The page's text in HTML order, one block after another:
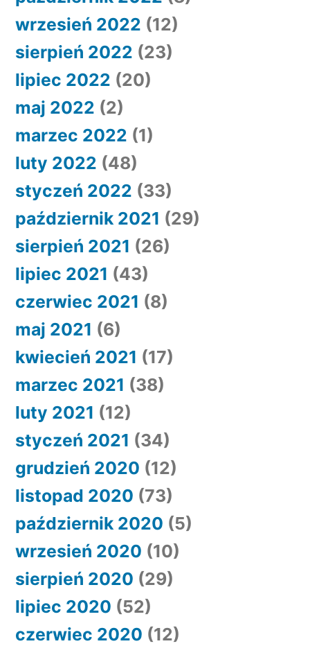
wrzesień 2022 (12)
sierpień 2022 (23)
lipiec 2022 (20)
maj 2022 (2)
marzec 2022 (1)
luty 2022 (48)
styczeń 2022 (33)
październik 2021 (29)
sierpień 2021 (26)
lipiec 2021 (43)
czerwiec 2021 (8)
maj 2021 (6)
kwiecień 2021 (17)
marzec 2021 (38)
luty 2021 (12)
styczeń 2021 (34)
grudzień 2020 (12)
listopad 2020 (73)
październik 2020 (5)
wrzesień 2020 (10)
sierpień 2020 (29)
lipiec 2020 (52)
czerwiec 2020 (12)